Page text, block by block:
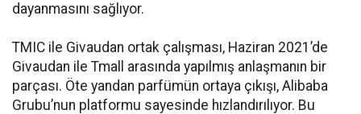
dayanmasını sağlıyor.
TMIC ile Givaudan ortak çalışması, Haziran 2021’de
Givaudan ile Tmall arasında yapılmış anlaşmanın bir
parçası. Öte yandan parfümün ortaya çıkışı, Alibaba
Grubu’nun platformu sayesinde hızlandırılıyor. Bu